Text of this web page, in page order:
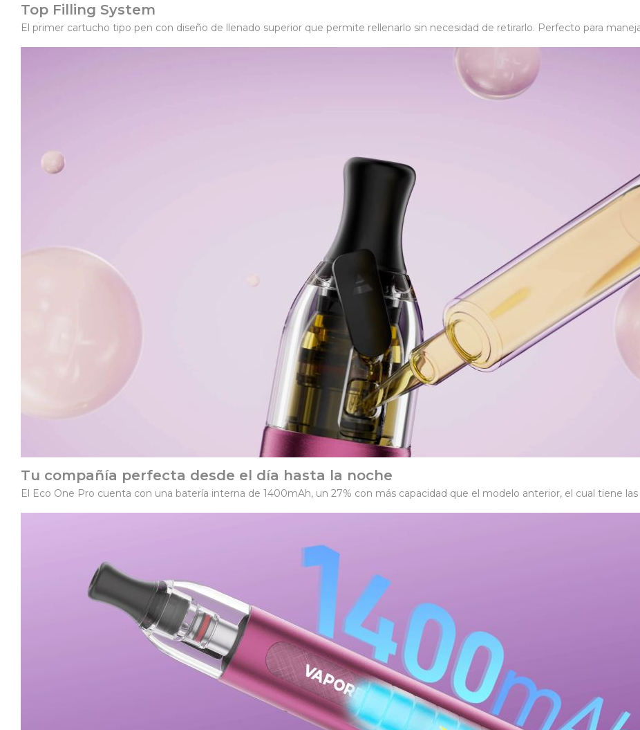
Top Filling System
El primer cartucho tipo pen con diseño de llenado superior que permite rellenarlo sin necesidad de retirarlo. Perfecto para
Tu compañía perfecta desde el día hasta la noche
El Eco One Pro cuenta con una batería interna de 1400mAh, un 27% con más capacidad que el modelo anterior, el cual tiene